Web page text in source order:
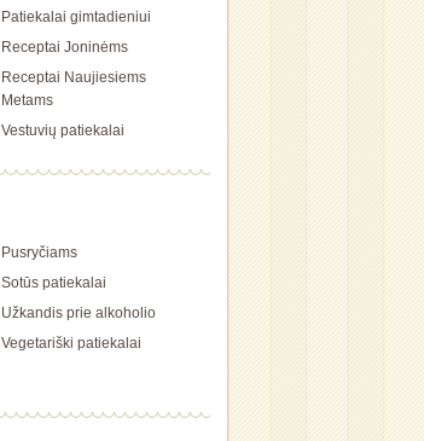
Patiekalai gimtadieniui
Receptai Joninėms
Receptai Naujiesiems
Metams
Vestuvių patiekalai
Pusryčiams
Sotūs patiekalai
Užkandis prie alkoholio
Vegetariški patiekalai